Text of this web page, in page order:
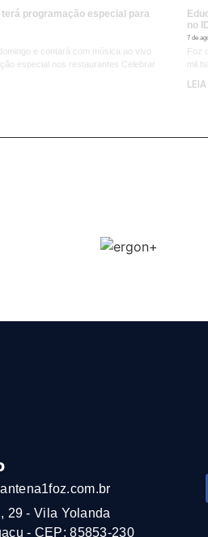
terá programação especial para
e contará com música ao vivo
especial nos restaurantes Celebrar
no
7 de
Foz
mil
29 - Vila Yolanda
- CEP: 85853-230